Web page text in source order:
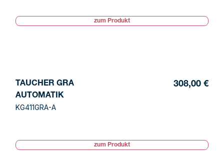
zum Produkt
TAUCHER GRA
AUTOMATIK
KG411GRA-A
308,00 €
zum Produkt